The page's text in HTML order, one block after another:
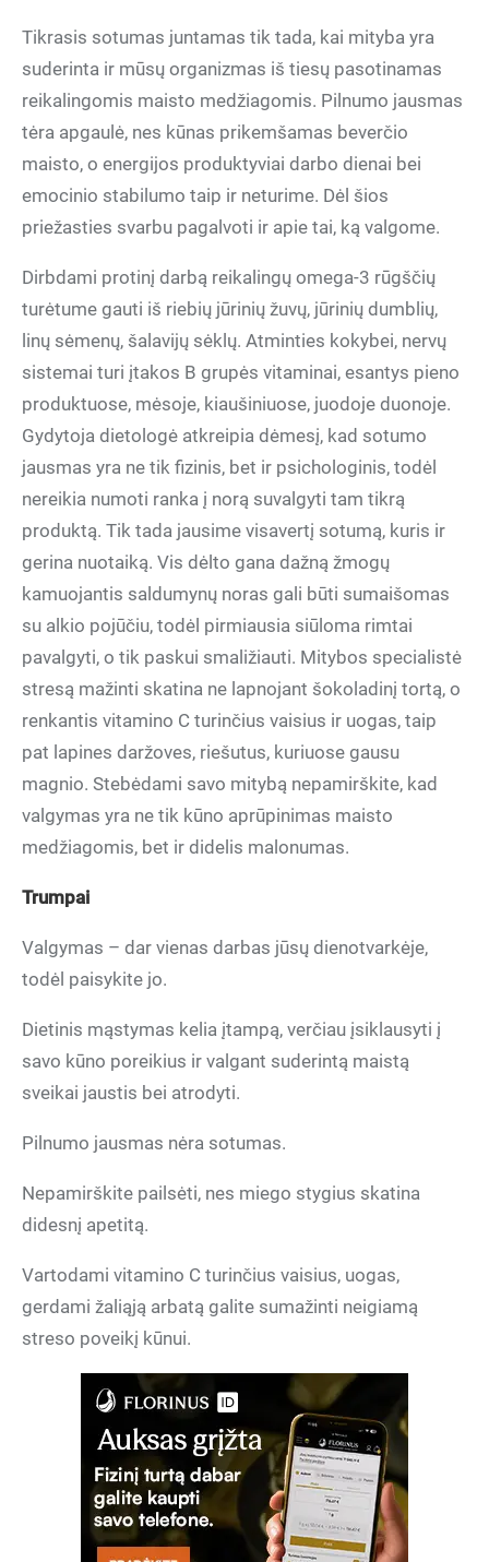
Tikrasis sotumas juntamas tik tada, kai mityba yra
suderinta ir mūsų organizmas iš tiesų pasotinamas
reikalingomis maisto medžiagomis. Pilnumo jausmas
tėra apgaulė, nes kūnas prikemšamas beverčio
maisto, o energijos produktyviai darbo dienai bei
emocinio stabilumo taip ir neturime. Dėl šios
priežasties svarbu pagalvoti ir apie tai, ką valgome.
Dirbdami protinį darbą reikalingų omega-3 rūgščių
turėtume gauti iš riebių jūrinių žuvų, jūrinių dumblių,
linų sėmenų, šalavijų sėklų. Atminties kokybei, nervų
sistemai turi įtakos B grupės vitaminai, esantys pieno
produktuose, mėsoje, kiaušiniuose, juodoje duonoje.
Gydytoja dietologė atkreipia dėmesį, kad sotumo
jausmas yra ne tik fizinis, bet ir psichologinis, todėl
nereikia numoti ranka į norą suvalgyti tam tikrą
produktą. Tik tada jausime visavertį sotumą, kuris ir
gerina nuotaiką. Vis dėlto gana dažną žmogų
kamuojantis saldumynų noras gali būti sumaišomas
su alkio pojūčiu, todėl pirmiausia siūloma rimtai
pavalgyti, o tik paskui smaližiauti. Mitybos specialistė
stresą mažinti skatina ne lapnojant šokoladinį tortą, o
renkantis vitamino C turinčius vaisius ir uogas, taip
pat lapines daržoves, riešutus, kuriuose gausu
magnio. Stebėdami savo mitybą nepamirškite, kad
valgymas yra ne tik kūno aprūpinimas maisto
medžiagomis, bet ir didelis malonumas.
Trumpai
Valgymas – dar vienas darbas jūsų dienotvarkėje,
todėl paisykite jo.
Dietinis mąstymas kelia įtampą, verčiau įsiklausyti į
savo kūno poreikius ir valgant suderintą maistą
sveikai jaustis bei atrodyti.
Pilnumo jausmas nėra sotumas.
Nepamirškite pailsėti, nes miego stygius skatina
didesnį apetitą.
Vartodami vitamino C turinčius vaisius, uogas,
gerdami žaliąją arbatą galite sumažinti neigiamą
streso poveikį kūnui.